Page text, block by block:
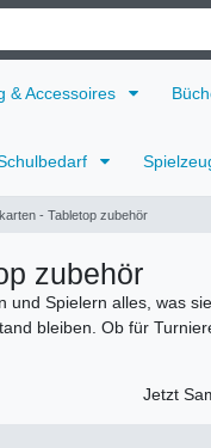
& Accessoires
- Tabletop zubehör
zubehör
und Spielern alles, was
bleiben. Ob für
Jetzt